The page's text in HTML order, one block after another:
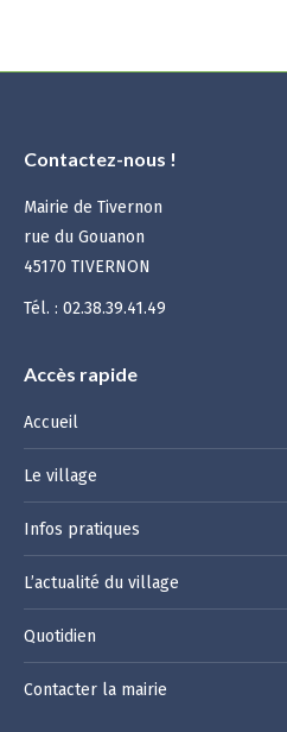
Contactez-nous !
Mairie de Tivernon
rue du Gouanon
45170 TIVERNON
Tél. : 02.38.39.41.49
Accès rapide
Accueil
Le village
Infos pratiques
L’actualité du village
Quotidien
Contacter la mairie